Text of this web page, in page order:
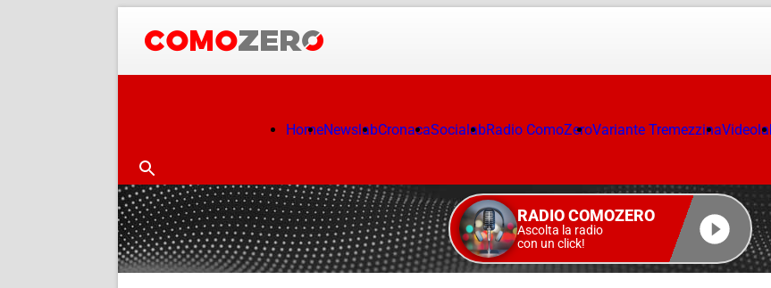
HomeNewslabCronacaSocialabRadio ComoZeroVariante Tremezzina
RADIO COMOZERO
Ascolta la radio
con un click!